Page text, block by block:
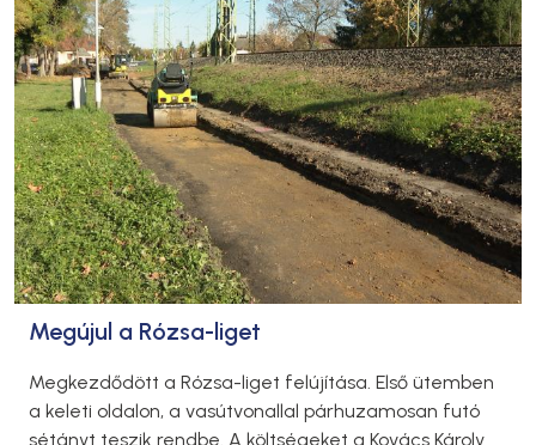
Megújul a Rózsa-liget
Megkezdődött a Rózsa-liget felújítása. Első ütemben
a keleti oldalon, a vasútvonallal párhuzamosan futó
sétányt teszik rendbe. A költségeket a Kovács Károly